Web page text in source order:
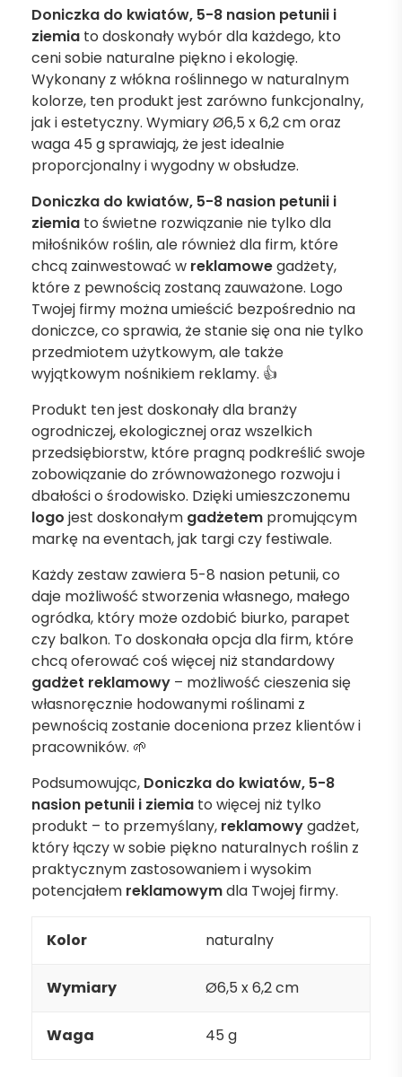
Doniczka do kwiatów, 5-8 nasion petunii i
ziemia to doskonały wybór dla każdego, kto
ceni sobie naturalne piękno i ekologię.
Wykonany z włókna roślinnego w naturalnym
kolorze, ten produkt jest zarówno funkcjonalny,
jak i estetyczny. Wymiary Ø6,5 x 6,2 cm oraz
waga 45 g sprawiają, że jest idealnie
proporcjonalny i wygodny w obsłudze.
Doniczka do kwiatów, 5-8 nasion petunii i
ziemia to świetne rozwiązanie nie tylko dla
miłośników roślin, ale również dla firm, które
chcą zainwestować w reklamowegadżety,
które z pewnością zostaną zauważone. Logo
Twojej firmy można umieścić bezpośrednio na
doniczce, co sprawia, że stanie się ona nie tylko
przedmiotem użytkowym, ale także
wyjątkowym nośnikiem reklamy. 👍
Produkt ten jest doskonały dla branży
ogrodniczej, ekologicznej oraz wszelkich
przedsiębiorstw, które pragną podkreślić swoje
zobowiązanie do zrównoważonego rozwoju i
dbałości o środowisko. Dzięki umieszczonemu
logo jest doskonałym gadżetem promującym
markę na eventach, jak targi czy festiwale.
Każdy zestaw zawiera 5-8 nasion petunii, co
daje możliwość stworzenia własnego, małego
ogródka, który może ozdobić biurko, parapet
czy balkon. To doskonała opcja dla firm, które
chcą oferować coś więcej niż standardowy
gadżet reklamowy – możliwość cieszenia się
własnoręcznie hodowanymi roślinami z
pewnością zostanie doceniona przez klientów i
pracowników. 🌱
Podsumowując, Doniczka do kwiatów, 5-8
nasion petunii i ziemia to więcej niż tylko
produkt – to przemyślany, reklamowygadżet,
który łączy w sobie piękno naturalnych roślin z
praktycznym zastosowaniem i wysokim
potencjałem reklamowymdla Twojej firmy.
Kolor naturalny
Wymiary Ø6,5 x 6,2 cm
Waga 45 g